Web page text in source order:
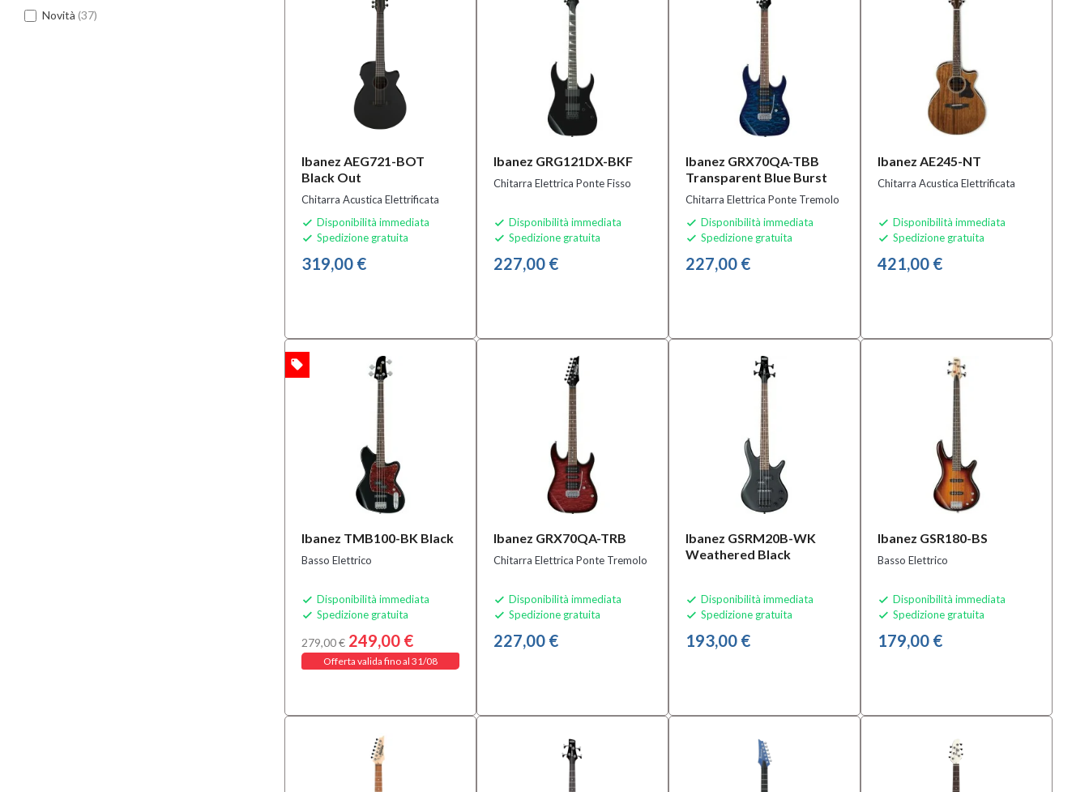
Novità (37)
Ibanez AEG721-BOT
Black Out
Chitarra Acustica Elettrificata
 Disponibilità immediata
 Spedizione gratuita
319,00 €
Ibanez GRG121DX-BKF
Chitarra Elettrica Ponte Fisso
 Disponibilità immediata
 Spedizione gratuita
227,00 €
Ibanez GRX70QA-TBB
Transparent Blue Burst
Chitarra Elettrica Ponte Tremolo
 Disponibilità immediata
 Spedizione gratuita
227,00 €
Ibanez AE245-NT
Chitarra Acustica Elettrificata
 Disponibilità immediata
 Spedizione gratuita
421,00 €
Ibanez TMB100-BK Black
Basso Elettrico
 Disponibilità immediata
 Spedizione gratuita
279,00 € 249,00 €
Offerta valida fino al 31/08
local_offer
Ibanez GRX70QA-TRB
Chitarra Elettrica Ponte Tremolo
 Disponibilità immediata
 Spedizione gratuita
227,00 €
Ibanez GSRM20B-WK
Weathered Black
 Disponibilità immediata
 Spedizione gratuita
193,00 €
Ibanez GSR180-BS
Basso Elettrico
 Disponibilità immediata
 Spedizione gratuita
179,00 €